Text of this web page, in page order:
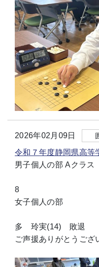
2026年02月09日
令和７年度静岡県高等
男子個人の部 Aク
瀧 昌宏
8
女子個人の部
鵜飼
多 玲実(14) 敗退
ご声援ありがとうござ